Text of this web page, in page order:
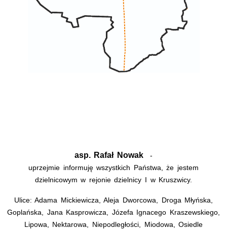
asp. Rafał Nowak
-
uprzejmie informuję wszystkich Państwa, że jestem
dzielnicowym w rejonie dzielnicy I w Kruszwicy.
Ulice: Adama Mickiewicza, Aleja Dworcowa, Droga Młyńska,
Goplańska, Jana Kasprowicza, Józefa Ignacego Kraszewskiego,
Lipowa, Nektarowa, Niepodległości, Miodowa, Osiedle